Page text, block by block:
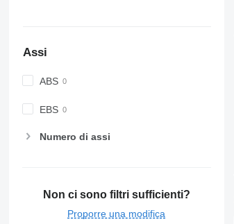
Assi
ABS
EBS
Numero di assi
Non ci sono filtri sufficienti?
Proporre una modifica